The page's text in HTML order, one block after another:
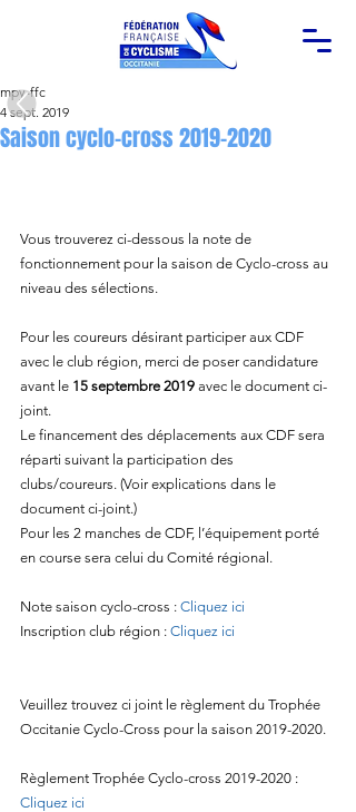
Saison cyclo-cross 2019-2020
mpy-ffc
4 sept. 2019
Vous trouverez ci-dessous la note de
fonctionnement pour la saison de Cyclo-cross au
niveau des sélections.
Pour les coureurs désirant participer aux CDF
avec le club région, merci de poser candidature
avant le 15 septembre 2019 avec le document ci-
joint.
Le financement des déplacements aux CDF sera
réparti suivant la participation des
clubs/coureurs. (Voir explications dans le
document ci-joint.)
Pour les 2 manches de CDF, l’équipement porté
en course sera celui du Comité régional.
Note saison cyclo-cross : Cliquez ici
Inscription club région : Cliquez ici
Veuillez trouvez ci joint le règlement du Trophée
Occitanie Cyclo-Cross pour la saison 2019-2020.
Règlement Trophée Cyclo-cross 2019-2020 :
Cliquez ici